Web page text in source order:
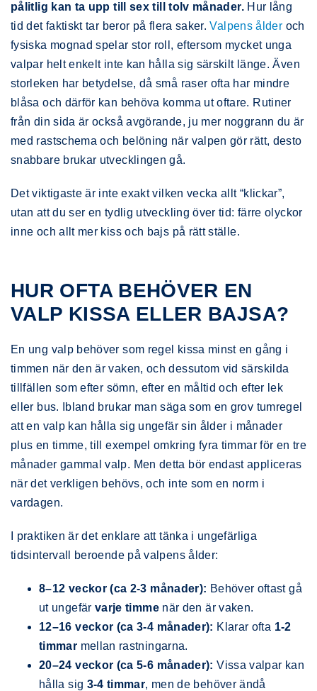
pålitlig kan ta upp till sex till tolv månader.Hur lång
tid det faktiskt tar beror på flera saker.Valpens ålder och
fysiska mognad spelar stor roll, eftersom mycket unga
valpar helt enkelt inte kan hålla sig särskilt länge. Även
storleken har betydelse, då små raser ofta har mindre
blåsa och därför kan behöva komma ut oftare. Rutiner
från din sida är också avgörande, ju mer noggrann du är
med rastschema och belöning när valpen gör rätt, desto
snabbare brukar utvecklingen gå.
Det viktigaste är inte exakt vilken vecka allt “klickar”,
utan att du ser en tydlig utveckling över tid: färre olyckor
inne och allt mer kiss och bajs på rätt ställe.
HUR OFTA BEHÖVER EN
VALP KISSA ELLER BAJSA?
En ung valp behöver som regel kissa minst en gång i
timmen när den är vaken, och dessutom vid särskilda
tillfällen som efter sömn, efter en måltid och efter lek
eller bus. Ibland brukar man säga som en grov tumregel
att en valp kan hålla sig ungefär sin ålder i månader
plus en timme, till exempel omkring fyra timmar för en tre
månader gammal valp. Men detta bör endast appliceras
när det verkligen behövs, och inte som en norm i
vardagen.
I praktiken är det enklare att tänka i ungefärliga
tidsintervall beroende på valpens ålder:
8–12 veckor (ca 2-3 månader): Behöver oftast gå
ut ungefär varje timmenär den är vaken.
12–16 veckor (ca 3-4 månader): Klarar ofta 1-2
timmar mellan rastningarna.
20–24 veckor (ca 5-6 månader): Vissa valpar kan
hålla sig 3-4 timmar, men de behöver ändå